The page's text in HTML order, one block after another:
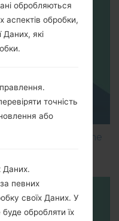
on LG Smartphone
обробляються
обробки,
Даних, які
точність
або
Даних.
певних
своїх Даних. У
обробляти їх